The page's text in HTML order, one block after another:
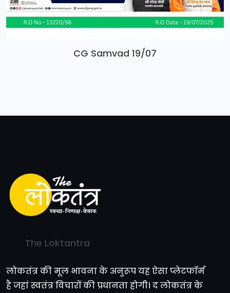
CG Samvad 19/07
The Loktantra
लोकतंत्र की मूल भावना के अनुरूप यह ऐसा प्लेटफॉर्म
है जहां स्वतंत्र विचारों की प्रधानता होगी। द लोकतंत्र के